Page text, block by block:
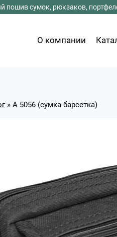
пошив сумок, рюкзаков,
О компании
» А 5056 (сумка-барсетка)